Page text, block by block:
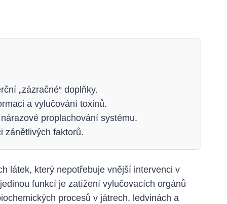
„zázračné“ doplňky.
a vylučování toxinů.
proplachování systému.
zánětlivých faktorů.
látek, který nepotřebuje vnější intervenci v
funkcí je zatížení vylučovacích orgánů
procesů v játrech, ledvinách a